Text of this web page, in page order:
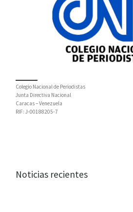
Colegio Nacional de Periodistas
Junta Directiva Nacional
Caracas – Venezuela
RIF: J-00188205-7
Noticias recientes